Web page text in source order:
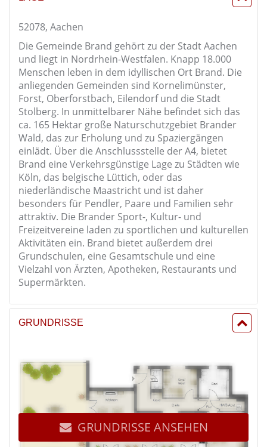
52078, Aachen
Die Gemeinde Brand gehört zu der Stadt Aachen
und liegt in Nordrhein-Westfalen. Knapp 18.000
Menschen leben in dem idyllischen Ort Brand. Die
anliegenden Gemeinden sind Kornelimünster,
Forst, Oberforstbach, Eilendorf und die Stadt
Stolberg. In unmittelbarer Nähe befindet sich das
ca. 165 Hektar große Naturschutzgebiet Brander
Wald, das zur Erholung und zu Spaziergängen
einlädt. Über die Anschlussstelle der A4, bietet
Brand eine Verkehrsgünstige Lage zu Städten wie
Köln, das belgische Lüttich, oder das
niederländische Maastricht und ist daher
besonders für Pendler, Paare und Familien sehr
attraktiv. Die Brander Sport-, Kultur- und
Freizeitvereine laden zu sportlichen und kulturellen
Aktivitäten ein. Brand bietet außerdem drei
Grundschulen, eine Gesamtschule und eine
Vielzahl von Ärzten, Apotheken, Restaurants und
Supermärkten.
GRUNDRISSE
GRUNDRISSE ANSEHEN